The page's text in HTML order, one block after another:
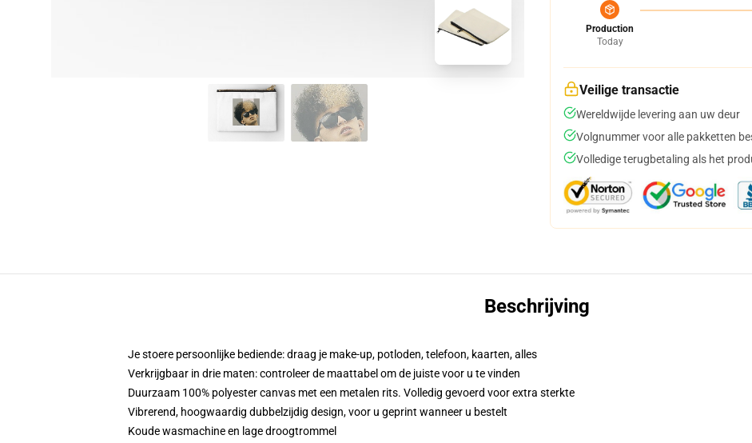
Production
Today
Veilige transactie
Wereldwijde levering aan uw deur
Volgnummer voor alle pakketten
Volledige terugbetaling als het
Beschrijving
Je stoere persoonlijke bediende: draag je make-up, potloden, telefoon, kaarten, alles
Verkrijgbaar in drie maten: controleer de maattabel om de juiste voor u te vinden
Duurzaam 100% polyester canvas met een metalen rits. Volledig gevoerd voor extra sterkte
Vibrerend, hoogwaardig dubbelzijdig design, voor u geprint wanneer u bestelt
Koude wasmachine en lage droogtrommel